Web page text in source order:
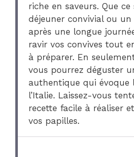
riche en saveurs. Que
déjeuner convivial ou
après une longue
ravir vos convives tout
à préparer. En
vous pourrez déguster
authentique qui évoque
l’Italie. Laissez-vous
recette facile à réaliser
vos papilles.